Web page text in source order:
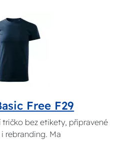
Free F29
tričko bez etikety, připravené
rebranding. Ma